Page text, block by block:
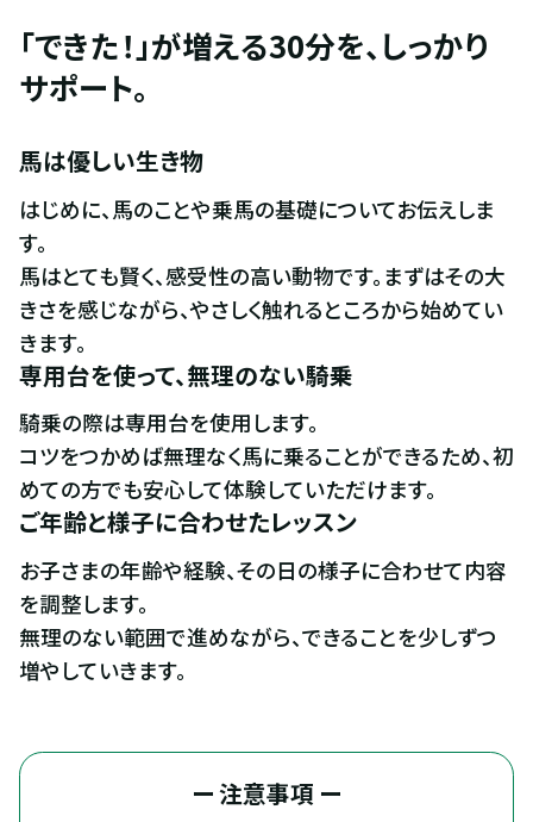
「できた！」が増える30分を、しっかり
サポート。
馬は優しい生き物
はじめに、馬のことや乗馬の基礎についてお伝えしま
す。
馬はとても賢く、感受性の高い動物です。まずはその大
きさを感じながら、やさしく触れるところから始めてい
きます。
専用台を使って、無理のない騎乗
騎乗の際は専用台を使用します。
コツをつかめば無理なく馬に乗ることができるため、初
めての方でも安心して体験していただけます。
ご年齢と様子に合わせたレッスン
お子さまの年齢や経験、その日の様子に合わせて内容
を調整します。
無理のない範囲で進めながら、できることを少しずつ
増やしていきます。
ー 注意事項 ー